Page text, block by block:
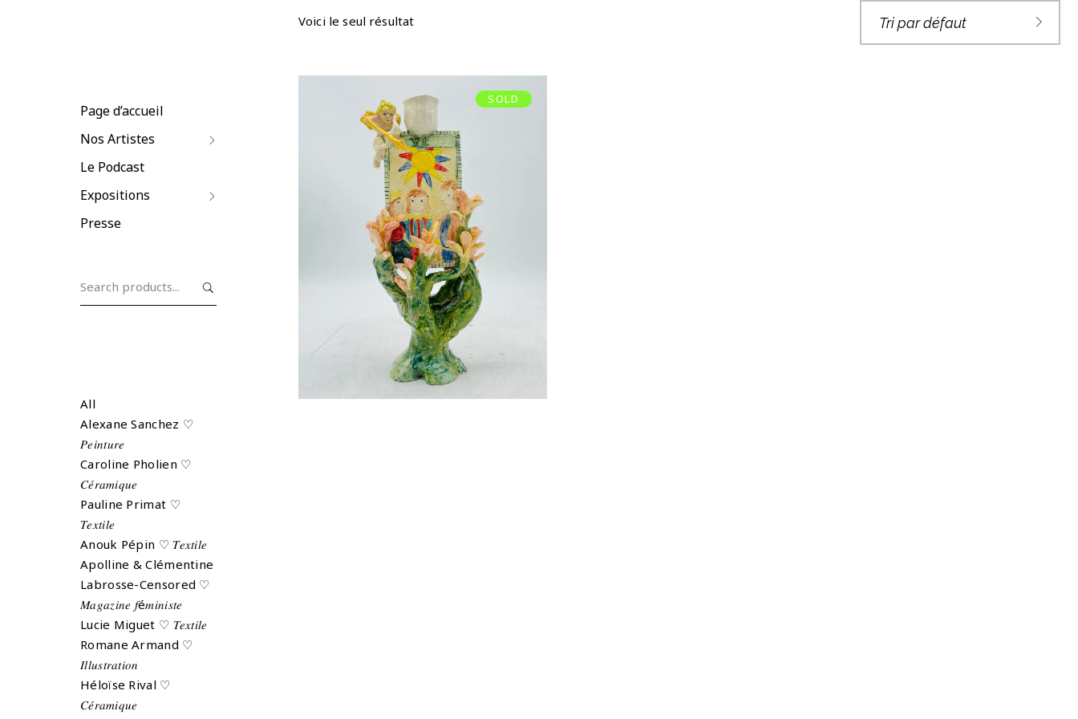
Page d’accueil
Nos Artistes
Le Podcast
Expositions
Presse
All
Alexane Sanchez ♡
𝑃𝑒𝑖𝑛𝑡𝑢𝑟𝑒
Caroline Pholien ♡
𝐶𝑒́𝑟𝑎𝑚𝑖𝑞𝑢𝑒
Pauline Primat ♡
𝑇𝑒𝑥𝑡𝑖𝑙𝑒
Anouk Pépin ♡ 𝑇𝑒𝑥𝑡𝑖𝑙𝑒
Apolline & Clémentine
Labrosse-Censored ♡
𝑀𝑎𝑔𝑎𝑧𝑖𝑛𝑒 𝑓é𝑚𝑖𝑛𝑖𝑠𝑡𝑒
Lucie Miguet ♡ 𝑇𝑒𝑥𝑡𝑖𝑙𝑒
Romane Armand ♡
𝐼𝑙𝑙𝑢𝑠𝑡𝑟𝑎𝑡𝑖𝑜𝑛
Héloïse Rival ♡
𝐶𝑒́𝑟𝑎𝑚𝑖𝑞𝑢𝑒
Voici le seul résultat Tri par défaut
SOLD
BOUGEOIR
L’AMOUREUX
€350,00